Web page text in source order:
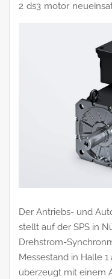
2 ds3 motor
Der Antriebs- und
stellt auf der SPS in
Drehstrom-
Messestand in Halle
überzeugt mit einem